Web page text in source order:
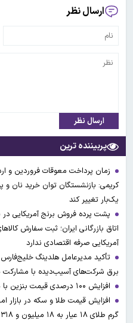
ارسال نظر
ارسال نظر
پربیننده ترین
زمان پرداخت معوقات فروردین
یک‌بار تغییر کند
پشت پرده فروش برنج آمریکایی در
اتاق بازرگانی ایران؛ ثبت سفارش
آمریکایی صرفه اقتصادی ندارد
تأکید مدیرعامل هلدینگ
برق شرکت‌های آسیب‌دیده با مشارکت
افزایش ۱۰۰ درصدی قیمت بنزین با موافقت سران قوا
گرم طلای ۱۸ عیار به ۱۸ میلیون و ۳۱۸ هزار و ۱۰۰ تومان رسید